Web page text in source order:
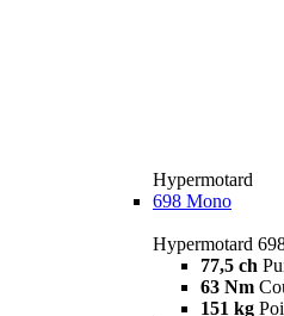
Hypermotard
698 Mono
Hypermotard
77,5 ch
63 Nm
151 kg